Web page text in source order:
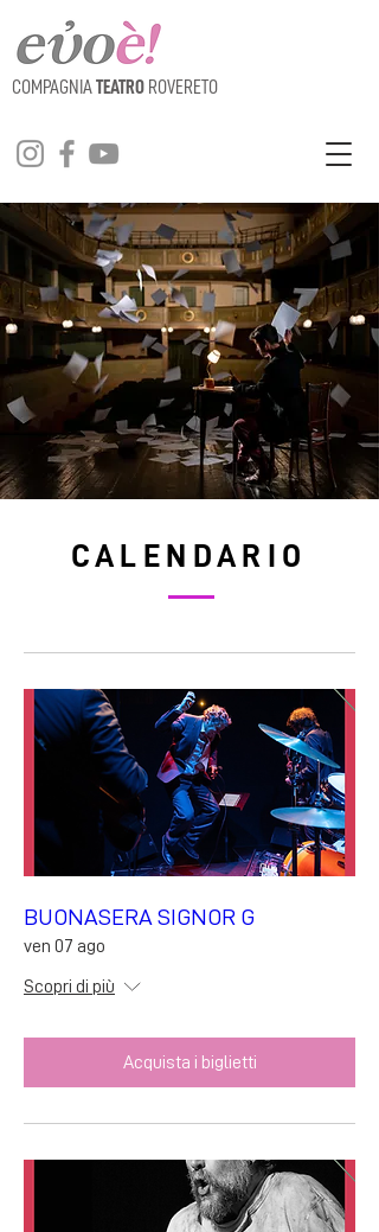
COMPAGNIATEATRO ROVERETO
CALENDARIO
BUONASERA SIGNOR G
ven 07 ago
Scopri di più
Acquista i biglietti